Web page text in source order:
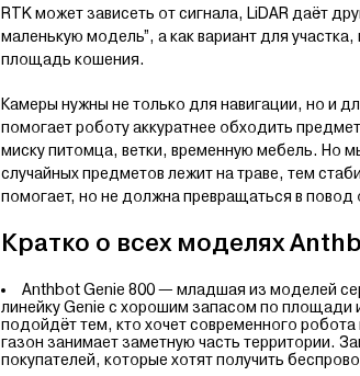
RTK может зависеть от сигнала, LiDAR даёт
маленькую модель”, а как вариант для
площадь кошения.
Камеры нужны не только для навигации, но и
помогает роботу аккуратнее обходить
миску питомца, ветки, временную мебель. Но
случайных предметов лежит на траве, тем
помогает, но не должна превращаться в повод
Кратко о всех моделях
Anthbot Genie 800 — младшая из моделей
линейку Genie с хорошим запасом по площади
подойдёт тем, кто хочет современного
газон занимает заметную часть территории.
покупателей, которые хотят получить